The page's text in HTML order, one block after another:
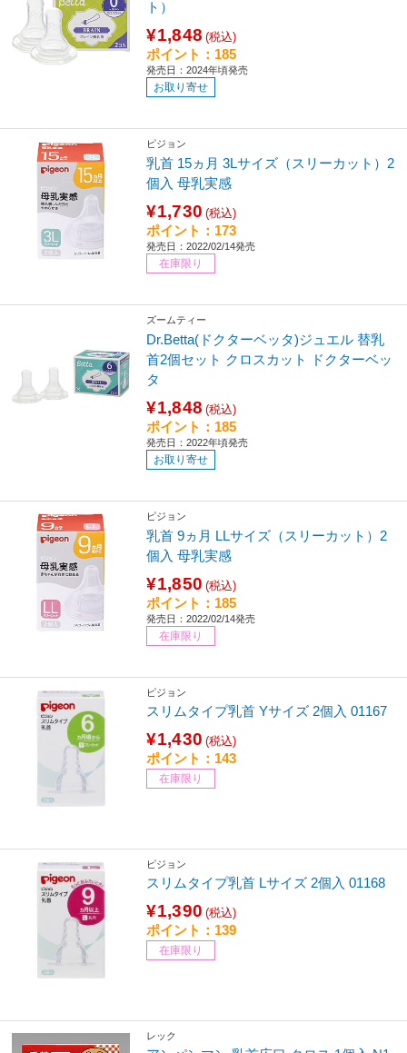
ト）
¥1,848 (税込)
ポイント：185
発売日：2024年頃発売
お取り寄せ
ピジョン
乳首 15ヵ月 3Lサイズ（スリーカット）2
個入 母乳実感
¥1,730 (税込)
ポイント：173
発売日：2022/02/14発売
在庫限り
ズームティー
Dr.Betta(ドクターベッタ)ジュエル 替乳
首2個セット クロスカット ドクターベッ
タ
¥1,848 (税込)
ポイント：185
発売日：2022年頃発売
お取り寄せ
ピジョン
乳首 9ヵ月 LLサイズ（スリーカット）2
個入 母乳実感
¥1,850 (税込)
ポイント：185
発売日：2022/02/14発売
在庫限り
ピジョン
スリムタイプ乳首 Yサイズ 2個入 01167
¥1,430 (税込)
ポイント：143
在庫限り
ピジョン
スリムタイプ乳首 Lサイズ 2個入 01168
¥1,390 (税込)
ポイント：139
在庫限り
レック